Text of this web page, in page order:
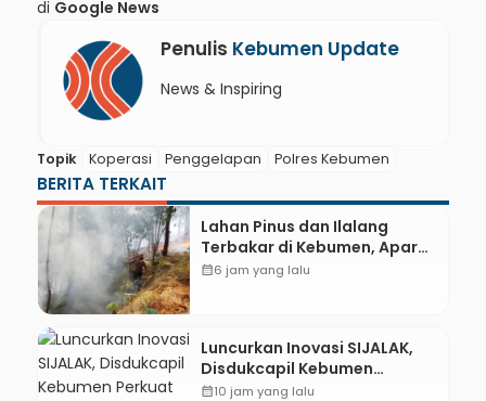
di Google News
Penulis Kebumen Update
News & Inspiring
Topik Koperasi Penggelapan Polres Kebumen
BERITA TERKAIT
Lahan Pinus dan Ilalang
Terbakar di Kebumen, Aparat
dan Warga Padamkan Api
calendar_month6 jam yang lalu
Luncurkan Inovasi SIJALAK,
Disdukcapil Kebumen
Perkuat Jejaring Literasi
calendar_month10 jam yang lalu